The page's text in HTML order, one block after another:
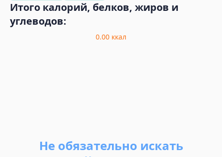
Итого калорий, белков, жиров и
углеводов:
0.00 ккал
Не обязательно искать